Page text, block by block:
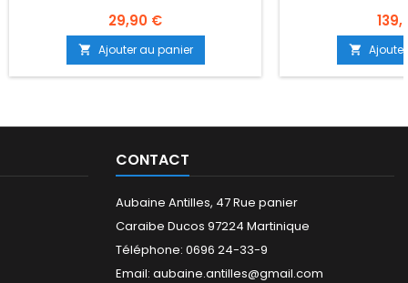
29,90 €
 Ajouter au panier 
CONTACT
Aubaine Antilles, 47 Rue panier
Caraibe Ducos 97224 Martinique
Téléphone: 0696 24-33-9
Email: aubaine.antilles@gmail.com